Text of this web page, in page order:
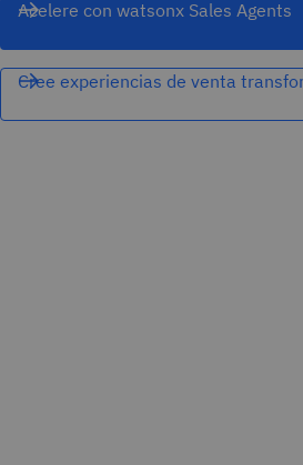
Acelere con watsonx Sales Agents
Cree experiencias de venta